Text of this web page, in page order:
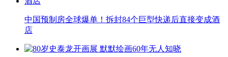
中国预制房全球爆单！拆封84个巨型快递后直接变成酒
店